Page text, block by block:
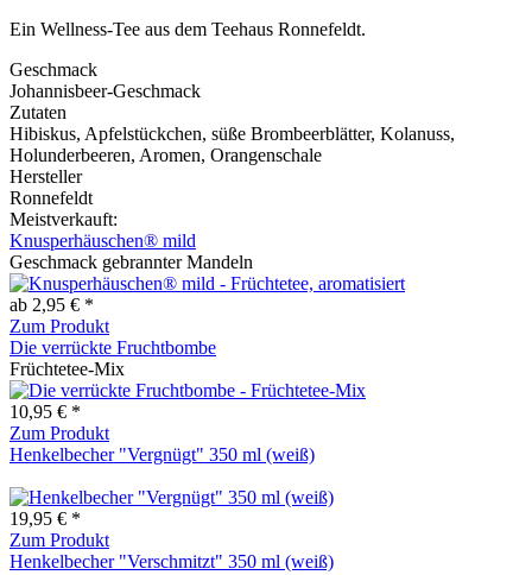
Ein Wellness-Tee aus dem Teehaus Ronnefeldt.
Geschmack
Johannisbeer-Geschmack
Zutaten
Hibiskus, Apfelstückchen, süße Brombeerblätter, Kolanuss,
Holunderbeeren, Aromen, Orangenschale
Hersteller
Ronnefeldt
Meistverkauft:
Knusperhäuschen® mild
Geschmack gebrannter Mandeln
ab 2,95 € *
Zum Produkt
Die verrückte Fruchtbombe
Früchtetee-Mix
10,95 € *
Zum Produkt
Henkelbecher "Vergnügt" 350 ml (weiß)
19,95 € *
Zum Produkt
Henkelbecher "Verschmitzt" 350 ml (weiß)